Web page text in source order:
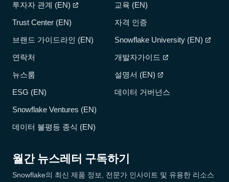
월간 뉴스레터 구독하기
Snowflake의 최신 제품 정보, 전문가 인사이트 및 유용한 리소스
투자자 관계 (EN)
Trust Center (EN)
브랜드 가이드라인 (EN)
연락처
뉴스룸
ESG (EN)
Snowflake Ventures (EN)
데이터 불평등 종식 (EN)
교육 (EN)
자격 인증
Snowflake University (EN)
개발자가이드
설명서 (EN)
데이터 거버넌스